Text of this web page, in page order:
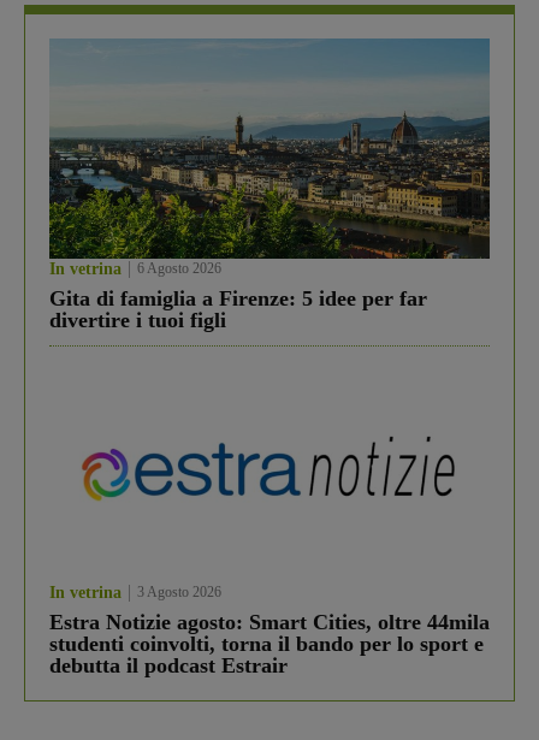
In vetrina 6 Agosto 2026
Gita di famiglia a Firenze: 5 idee per far
divertire i tuoi figli
In vetrina 3 Agosto 2026
Estra Notizie agosto: Smart Cities, oltre 44mila
studenti coinvolti, torna il bando per lo sport e
debutta il podcast Estrair